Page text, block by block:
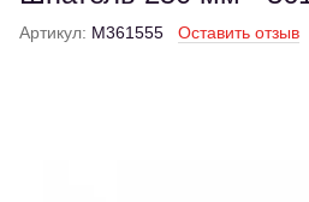
Артикул: M361555 Оставить отзыв